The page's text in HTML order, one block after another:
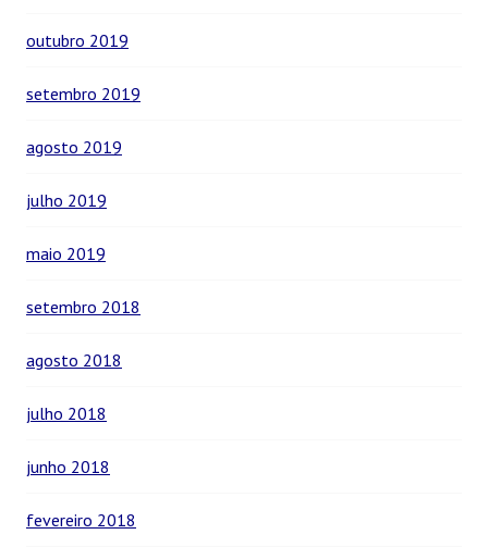
outubro 2019
setembro 2019
agosto 2019
julho 2019
maio 2019
setembro 2018
agosto 2018
julho 2018
junho 2018
fevereiro 2018